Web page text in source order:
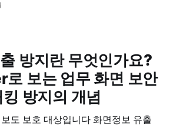
줄이고, 안면 정보 기반 실시간 사용
방지란 무엇인가요?
보는 업무 화면 보안
방지의 개념
대상입니다 화면정보 유출